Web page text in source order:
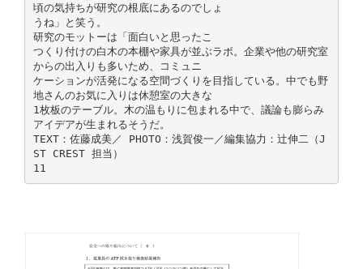
頃の気持ちが研究の根底にあるのでしょ
うね」と笑う。
研究のモットーは「面白いと思ったこ
つくり付けの白木の本棚や家具が並ぶラボ。企業や他の研究室
からの出入りも多いため、コミュニ
ケーションが活発になる空間づくりを目指している。中でも野
地さんのお気に入りは休憩室の大きな
1枚板のテーブル。木の温もりに包まれる中で、議論も膨らみ
アイデアが生まれるそうだ。
TEXT：佐藤成美／ PHOTO：浅賀俊一／編集協力：辻伸二（J
ST CREST 担当）